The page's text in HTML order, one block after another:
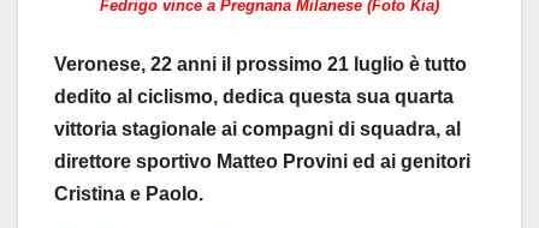
Fedrigo vince a Pregnana Milanese (Foto Kia)
Veronese, 22 anni il prossimo 21 luglio è tutto
dedito al ciclismo, dedica questa sua quarta
vittoria stagionale ai compagni di squadra, al
direttore sportivo Matteo Provini ed ai genitori
Cristina e Paolo.